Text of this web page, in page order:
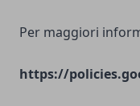
Per maggiori
https://